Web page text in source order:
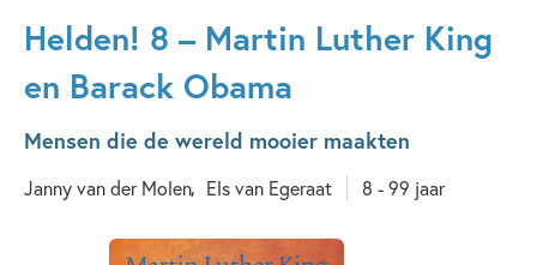
uitgevers
Helden! 8 – Martin Luther King
en Barack Obama
Mensen die de wereld mooier maakten
Janny van der Molen Els van Egeraat 8 - 99 jaar